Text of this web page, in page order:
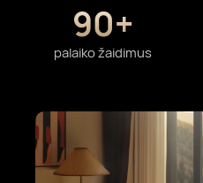
90+
palaiko žaidimus